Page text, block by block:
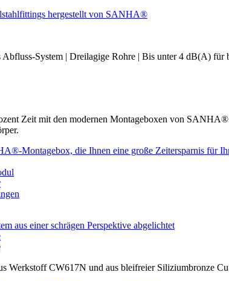
Abfluss-System | Dreilagige Rohre | Bis unter 4 dB(A) für
Zeit mit den modernen Montageboxen von
Werkstoff CW617N und aus bleifreier Siliziumbronze